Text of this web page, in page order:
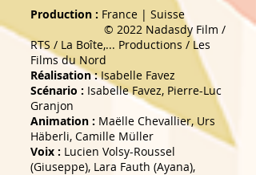
Production : France | Suisse
© 2022 Nadasdy Film /
RTS / La Boîte,... Productions / Les
Films du Nord
Réalisation :Isabelle Favez
Scénario : Isabelle Favez, Pierre-Luc
Granjon
Animation : Maëlle Chevallier, Urs
Häberli, Camille Müller
Voix : Lucien Volsy-Roussel
(Giuseppe), Lara Fauth (Ayana),